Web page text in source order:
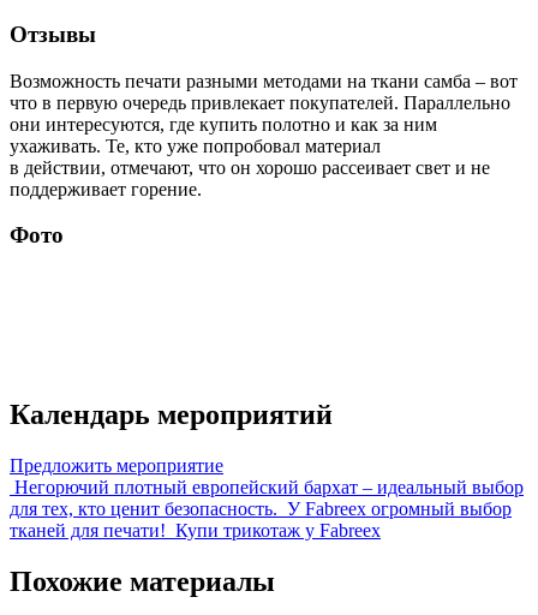
Отзывы
Возможность печати разными методами на ткани самба – вот
что в первую очередь привлекает покупателей. Параллельно
они интересуются, где купить полотно и как за ним
ухаживать. Те, кто уже попробовал материал
в действии, отмечают, что он хорошо рассеивает свет и не
поддерживает горение.
Фото
Календарь мероприятий
Предложить мероприятие
Негорючий плотный европейский бархат – идеальный выбор
для тех, кто ценит безопасность. У Fabreex огромный выбор
тканей для печати! Купи трикотаж у Fabreex
Похожие материалы